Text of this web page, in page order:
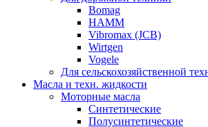
Bomag
HAMM
Vibromax (JCB)
Wirtgen
Vogele
Для сельскохозяйственной
Масла и техн. жидкости
Моторные масла
Синтетические
Полусинтетические